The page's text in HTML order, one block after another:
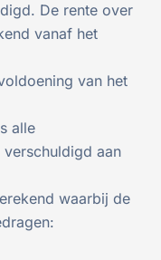
De rente over
vanaf het
van het
alle
aan
waarbij de